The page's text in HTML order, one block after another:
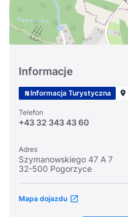
Informacje
Informacja Turystyczna
Telefon
+43 32 343 43 60
Adres
Szymanowskiego 47 A 7
32-500 Pogorzyce
Mapa dojazdu